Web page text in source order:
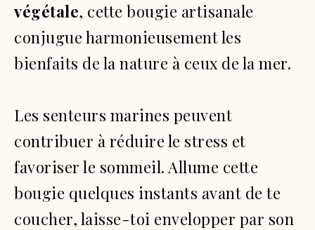
végétale, cette bougie artisanale
conjugue harmonieusement les
bienfaits de la nature à ceux de la mer.
Les senteurs marines peuvent
contribuer à réduire le stress et
favoriser le sommeil. Allume cette
bougie quelques instants avant de te
coucher, laisse-toi envelopper par son